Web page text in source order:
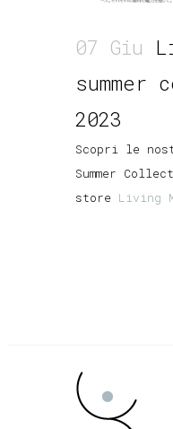
07 Giu
summer
2023
Scopri le
Summer
store Living